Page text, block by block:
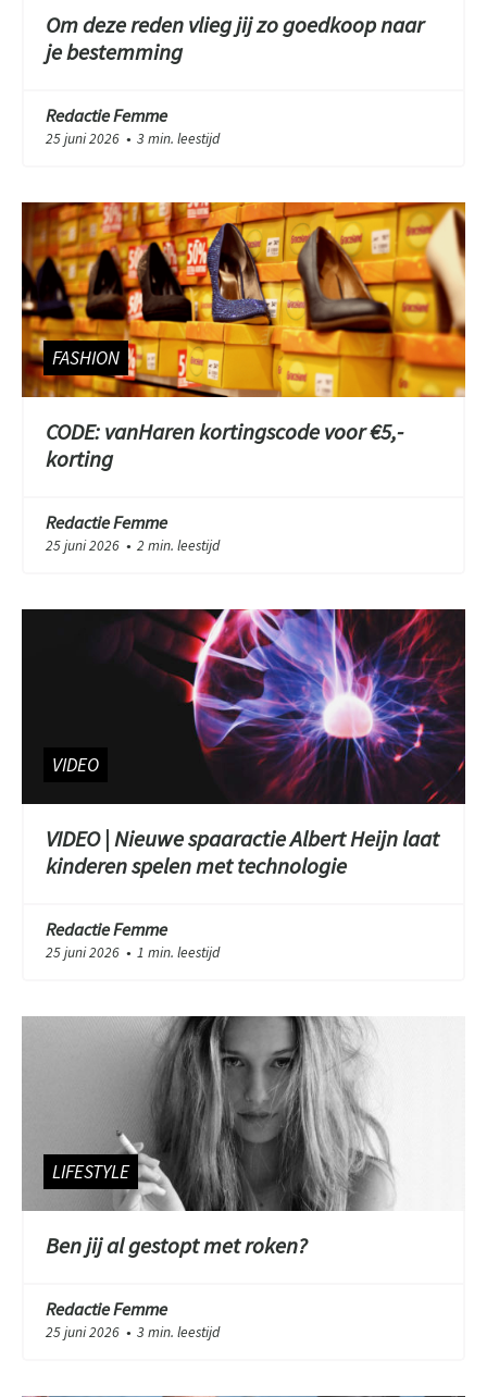
Om deze reden vlieg jij zo goedkoop naar
je bestemming
Redactie Femme
25 juni 2026 ● 3 min. leestijd
FASHION
CODE: vanHaren kortingscode voor €5,-
korting
Redactie Femme
25 juni 2026 ● 2 min. leestijd
VIDEO
VIDEO | Nieuwe spaaractie Albert Heijn laat
kinderen spelen met technologie
Redactie Femme
25 juni 2026 ● 1 min. leestijd
LIFESTYLE
Ben jij al gestopt met roken?
Redactie Femme
25 juni 2026 ● 3 min. leestijd